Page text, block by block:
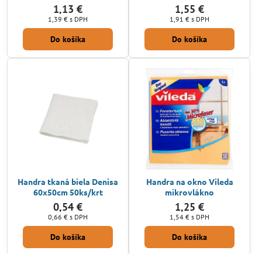
1,13 €
1,39 € s DPH
Do košíka
1,55 €
1,91 € s DPH
Do košíka
Handra tkaná biela Denisa
60x50cm 50ks/krt
0,54 €
0,66 € s DPH
Do košíka
Handra na okno Vileda
mikrovlákno
1,25 €
1,54 € s DPH
Do košíka